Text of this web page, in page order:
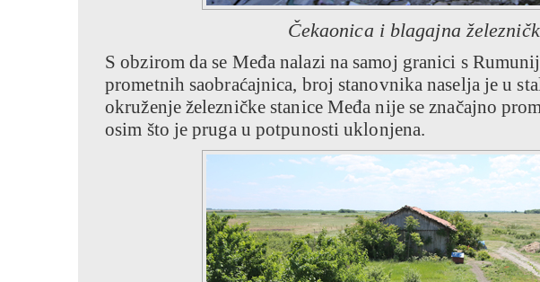
Čekaonica i blagajna
S obzirom da se Međa nalazi na samoj granici s
prometnih saobraćajnica, broj stanovnika naselja je u
okruženje železničke stanice Međa nije se značajno
osim što je pruga u potpunosti uklonjena.